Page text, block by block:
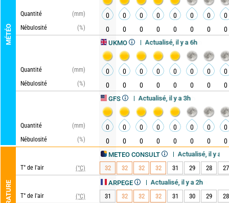
MÉTÉO
Quantité
(mm)
Nébulosité
(%)
UKMO Actualisé, il y a 6h
Mise à jour dans 6h
Quantité
(mm)
Nébulosité
(%)
Actualisé, il y a 3h
Mise à jour dans 3h
Quantité
(mm)
Nébulosité
(%)
METEO CONSULT Actualisé, il y a 4h
Mise à jour dans 2h
T° de l'air (°C)
ARPEGE Actualisé, il y a 2h
Mise à jour dans 4h
T° de l'air (°C)
0 0 0 0 0 0 0
0
0
0 0 0 0 0 0 0
0 0 0 0 0 0 0
0
0
0 0 0 0 0 0 0
0 0 0 0 0 0 0
0
0
0 0 0 0 0 0 0
32 32 32 32 31 29 28 27
31 32 32 32 31 30 29 28